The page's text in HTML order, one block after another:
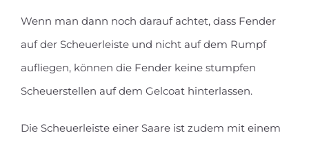
Wenn man dann noch darauf achtet, dass Fender
auf der Scheuerleiste und nicht auf dem Rumpf
aufliegen, können die Fender keine stumpfen
Scheuerstellen auf dem Gelcoat hinterlassen.
Die Scheuerleiste einer Saare ist zudem mit einem